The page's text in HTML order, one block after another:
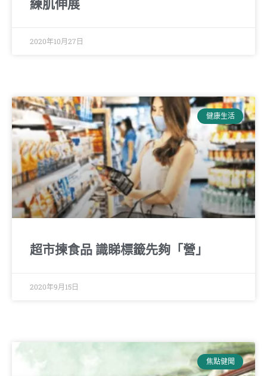
練肌伸展
2020年10月27日
健康生活
超市揀食品 識睇標籤先夠「營」
2020年9月15日
焦點健聞